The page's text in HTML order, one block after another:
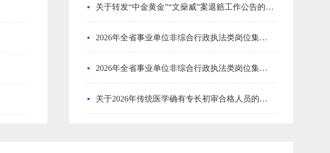
渔业船舶人员 教育资助 放射性同位素
律师法律 生态违规
国家教育考试 固定资产投资 医师资格证书
放射诊疗 技能鉴定
关于转发“中金黄金”“文燊威”案退赔工作公告的通知
2026年全省事业单位非综合行政执法类岗位集中面向社会公开招聘人员（阜新市新邱区事业单位）拟聘用人员公示（第三批）
2026年全省事业单位非综合行政执法类岗位集中面向社会公开招聘人员（阜新市新邱区事业单位）拟聘用人员公示（第二批）
关于2026年传统医学确有专长初审合格人员的公示